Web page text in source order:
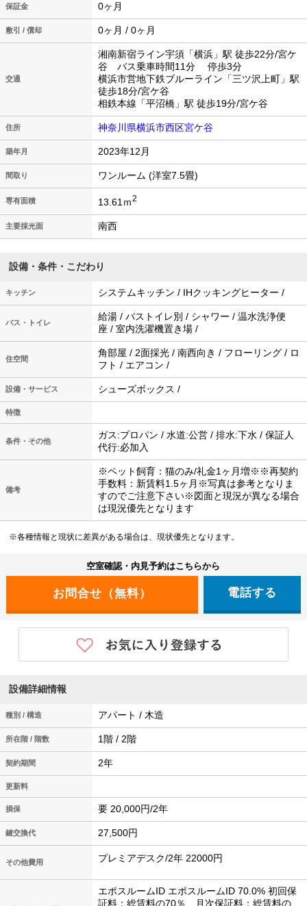
保証金 0ヶ月
敷引 / 償却 0ヶ月 / 0ヶ月
交通
湘南新宿ライン宇須「横浜」駅 徒歩22分/宮ケ
谷 バス乗車時間11分 停歩3分
横浜市営地下鉄ブルーライン「三ツ沢上町」駅
徒歩18分/宮ケ谷
相鉄本線「平沼橋」駅 徒歩19分/宮ケ谷
住所 神奈川県横浜市西区宮ケ谷
築年月 2023年12月
間取り ワンルーム (洋室7.5畳)
専有面積 13.61ｍ2
主要採光面 南西
設備・条件・こだわり
キッチン システムキッチン / IHクッキングヒーター /
バス・トイレ
給湯 / バストイレ別 / シャワー / 温水洗浄便
座 / 室内洗濯機置き場 /
住空間
角部屋 / 2面採光 / 南西向き / フローリング / ロ
フト / エアコン /
設備・サービス シューズボックス /
特徴
条件・その他
ガス:プロパン / 水道:公営 / 排水:下水 / 保証人
代行:必加入
備考
※ペット飼育：猫のみ/礼金1ヶ月増※※再契約
手数料：新賃料1.5ヶ月※写真は参考となりま
すのでご注意下さい※図面と現況が異なる場合
は現況優先となります
※各種情報と現状に差異がある場合は、現状優先となります。
空室確認・内見予約はこちらから
電話する
設備詳細情報
種別 / 構造 アパート / 木造
所在階 / 階数 1階 / 2階
契約期間 2年
更新料
損保 要 20,000円/2年
鍵交換代 27,500円
その他費用 プレミアデスク/2年 22000円
エポスルームID エポスルームID 70.0% 初回保
証料：総賃料の70％ 月次保証料：総賃料の